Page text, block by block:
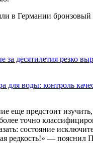
десятилетия резко
для воды: контроль
еще предстоит
точно
состояние
редкость!» — пояснил